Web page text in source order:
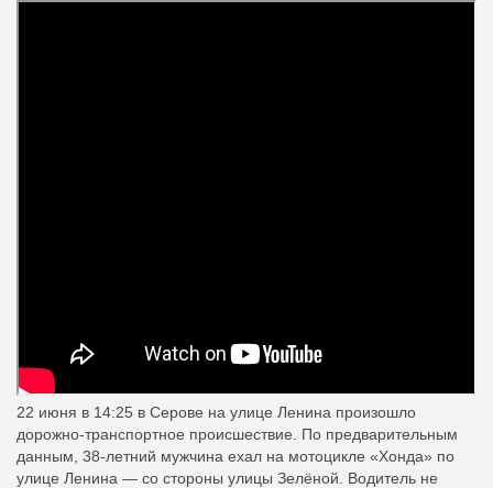
22 июня в 14:25 в Серове на улице Ленина произошло
дорожно‑транспортное происшествие. По предварительным
данным, 38‑летний мужчина ехал на мотоцикле «Хонда» по
улице Ленина — со стороны улицы Зелёной. Водитель не